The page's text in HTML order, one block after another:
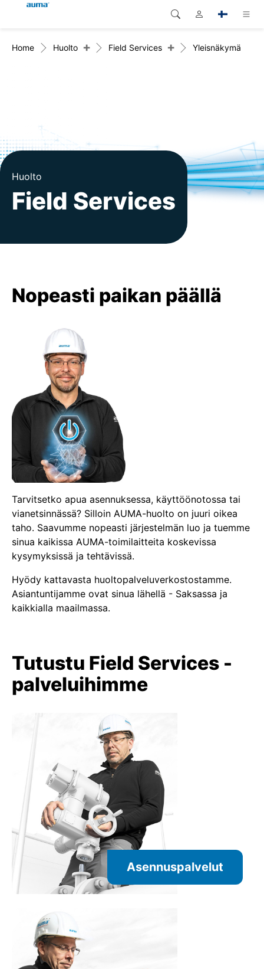
Tuotteet
Huolto
Yritys
Yhteystiedot
Global
alue
Pohjois-Amerikka
Haku
Home Huolto + Field Services + Yleisnäkymä
Huolto
Field Services
Nopeasti paikan päällä
Tarvitsetko apua asennuksessa, käyttöönotossa tai
vianetsinnässä? Silloin AUMA-huolto on juuri oikea
taho. Saavumme nopeasti järjestelmän luo ja tuemme
sinua kaikissa AUMA-toimilaitteita koskevissa
kysymyksissä ja tehtävissä.
Hyödy kattavasta huoltopalveluverkostostamme.
Asiantuntijamme ovat sinua lähellä - Saksassa ja
kaikkialla maailmassa.
Tutustu Field Services -
palveluihimme
Asennuspalvelut